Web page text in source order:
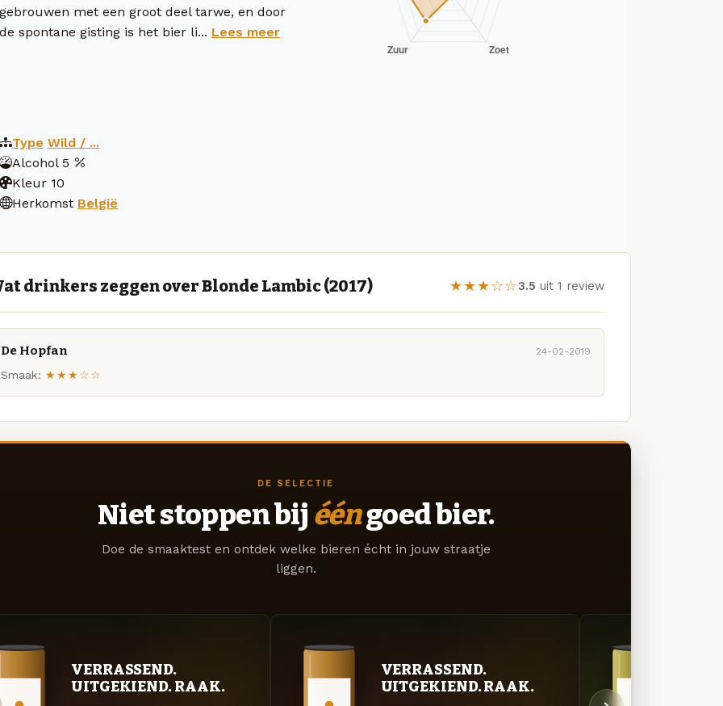
gebrouwen met een groot deel tarwe, en door
de spontane gisting is het bier li... Lees meer
Type Wild / ...
Alcohol 5
Kleur 10
Herkomst België
drinkers zeggen over Blonde Lambic (2017) ★★★☆☆3.5 uit 1 review
De Hopfan 24-02-2019
Smaak: ★★★☆☆
DE SELECTIE
Niet stoppen bij ééngoed bier.
Doe de smaaktest en ontdek welke bieren écht in jouw straatje
liggen.
VERRASSEND.
UITGEKIEND. RAAK.
VERRASSEND.
UITGEKIEND. RAAK.